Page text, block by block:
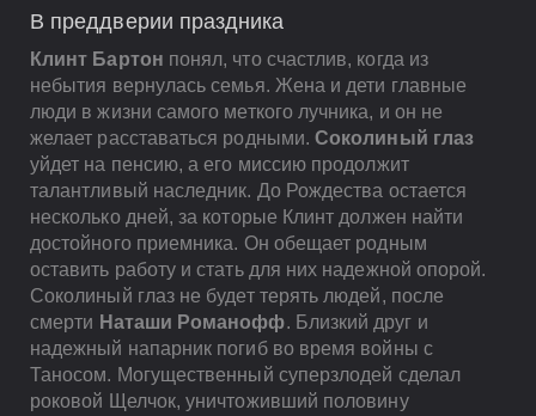
В преддверии праздника
Клинт Бартон понял, что счастлив, когда из
небытия вернулась семья. Жена и дети главные
люди в жизни самого меткого лучника, и он не
желает расставаться родными.Соколиный глаз
уйдет на пенсию, а его миссию продолжит
талантливый наследник. До Рождества остается
несколько дней, за которые Клинт должен найти
достойного приемника. Он обещает родным
оставить работу и стать для них надежной опорой.
Соколиный глаз не будет терять людей, после
смерти Наташи Романофф. Близкий друг и
надежный напарник погиб во время войны с
Таносом. Могущественный суперзлодей сделал
роковой Щелчок, уничтоживший половину